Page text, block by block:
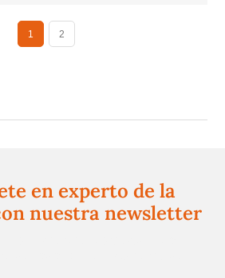
1 2
en experto de la
nuestra newsletter